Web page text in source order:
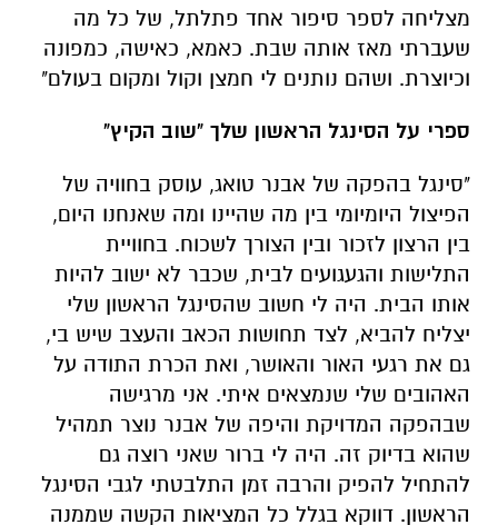
מצליחה לספר סיפור אחד פתלתל, של כל מה
שעברתי מאז אותה שבת. כאמא, כאישה, כמפונה
וכיוצרת. ושהם נותנים לי חמצן וקול ומקום בעולם"
ספרי על הסינגל הראשון שלך "שוב הקיץ"
"סינגל בהפקה של אבנר טואג, עוסק בחוויה של
הפיצול היומיומי בין מה שהיינו ומה שאנחנו היום,
בין הרצון לזכור ובין הצורך לשכוח. בחוויית
התלישות והגעגועים לבית, שכבר לא ישוב להיות
אותו הבית. היה לי חשוב שהסינגל הראשון שלי
יצליח להביא, לצד תחושות הכאב והעצב שיש בי,
גם את רגעי האור והאושר, ואת הכרת התודה על
האהובים שלי שנמצאים איתי. אני מרגישה
שבהפקה המדויקת והיפה של אבנר נוצר תמהיל
שהוא בדיוק זה. היה לי ברור שאני רוצה גם
להתחיל להפיק והרבה זמן התלבטתי לגבי הסינגל
הראשון. דווקא בגלל כל המציאות הקשה שממנה